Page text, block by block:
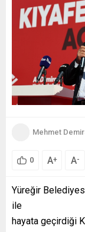
Mehmet
0 A+ A-
Yüreğir
ile
hayata geçirdiği